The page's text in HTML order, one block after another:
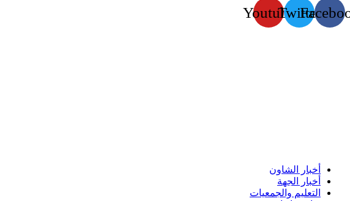
Twitter
Youtube
أخبار الشاون
أخبار الجهة
التعليم والجمعيات